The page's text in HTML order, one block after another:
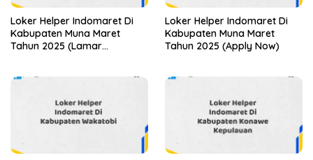
Loker Helper Indomaret Di
Kabupaten Muna Maret
Tahun 2025 (Lamar
Loker Helper Indomaret Di
Kabupaten Muna Maret
Tahun 2025 (Apply Now)